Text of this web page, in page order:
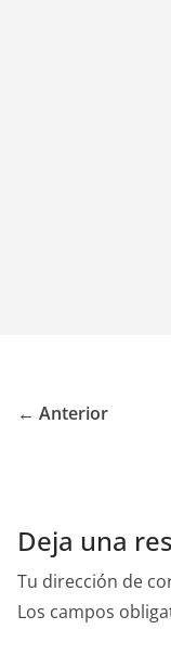
← Anterior
Deja una
Tu dirección de
Los campos